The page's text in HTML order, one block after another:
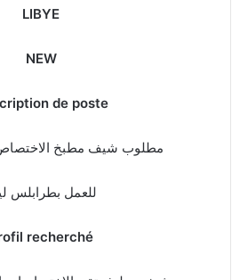
LIBYE
NEW
de poste
للعمل بطرابلس
recherché